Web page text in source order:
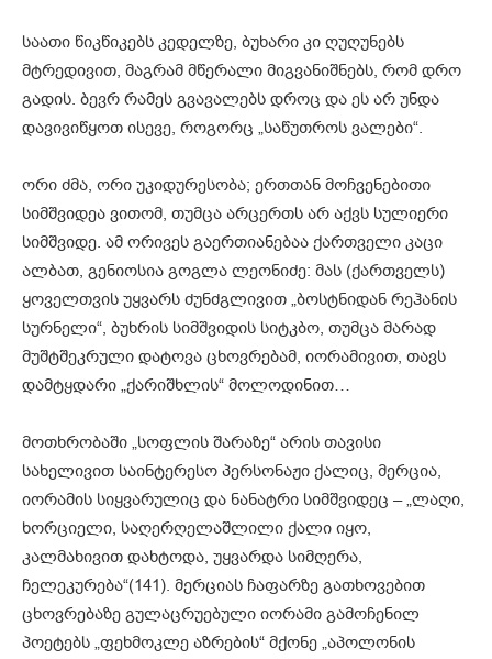
საათი წიკწიკებს კედელზე, ბუხარი კი ღუღუნებს
მტრედივით, მაგრამ მწერალი მიგვანიშნებს, რომ დრო
გადის. ბევრ რამეს გვავალებს დროც და ეს არ უნდა
დავივიწყოთ ისევე, როგორც „საწუთროს ვალები“.
ორი ძმა, ორი უკიდურესობა; ერთთან მოჩვენებითი
სიმშვიდეა ვითომ, თუმცა არცერთს არ აქვს სულიერი
სიმშვიდე. ამ ორივეს გაერთიანებაა ქართველი კაცი
ალბათ, გენიოსია გოგლა ლეონიძე: მას (ქართველს)
ყოველთვის უყვარს ძუნძგლივით „ბოსტნიდან რეჰანის
სურნელი“, ბუხრის სიმშვიდის სიტკბო, თუმცა მარად
მუშტშეკრული დატოვა ცხოვრებამ, იორამივით, თავს
დამტყდარი „ქარიშხლის“ მოლოდინით…
მოთხრობაში „სოფლის შარაზე“ არის თავისი
სახელივით საინტერესო პერსონაჟი ქალიც, მერცია,
იორამის სიყვარულიც და ნანატრი სიმშვიდეც – „ლაღი,
ხორციელი, საღერღელაშლილი ქალი იყო,
კალმახივით დახტოდა, უყვარდა სიმღერა,
ჩელეკურება“(141). მერციას ჩაფარზე გათხოვებით
ცხოვრებაზე გულაცრუებული იორამი გამოჩენილ
პოეტებს „ფეხმოკლე აზრების“ მქონე „აპოლონის